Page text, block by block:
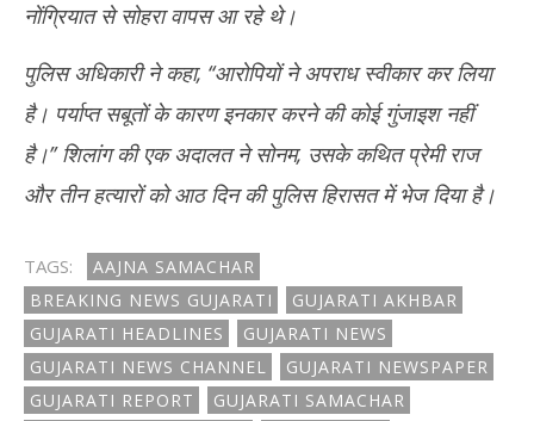
नोंग्रियात से सोहरा वापस आ रहे थे।
पुलिस अधिकारी ने कहा, ‘‘आरोपियों ने अपराध स्वीकार कर लिया
है। पर्याप्त सबूतों के कारण इनकार करने की कोई गुंजाइश नहीं
है।’’ शिलांग की एक अदालत ने सोनम, उसके कथित प्रेमी राज
और तीन हत्यारों को आठ दिन की पुलिस हिरासत में भेज दिया है।
TAGS:
AAJNA SAMACHAR
BREAKING NEWS GUJARATI
GUJARATI AKHBAR
GUJARATI HEADLINES
GUJARATI NEWS
GUJARATI NEWS CHANNEL
GUJARATI NEWSPAPER
GUJARATI REPORT
GUJARATI SAMACHAR